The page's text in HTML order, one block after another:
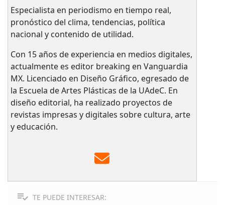
Especialista en periodismo en tiempo real,
pronóstico del clima, tendencias, política
nacional y contenido de utilidad.
Con 15 años de experiencia en medios digitales,
actualmente es editor breaking en Vanguardia
MX. Licenciado en Diseño Gráfico, egresado de
la Escuela de Artes Plásticas de la UAdeC. En
diseño editorial, ha realizado proyectos de
revistas impresas y digitales sobre cultura, arte
y educación.
TE PUEDE INTERESAR: